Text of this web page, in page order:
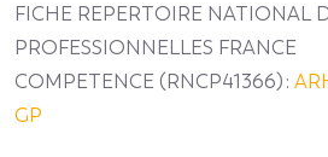
FICHE REPERTOIRE NATIONAL
PROFESSIONNELLES FRANCE
COMPETENCE (RNCP41366) :
GP